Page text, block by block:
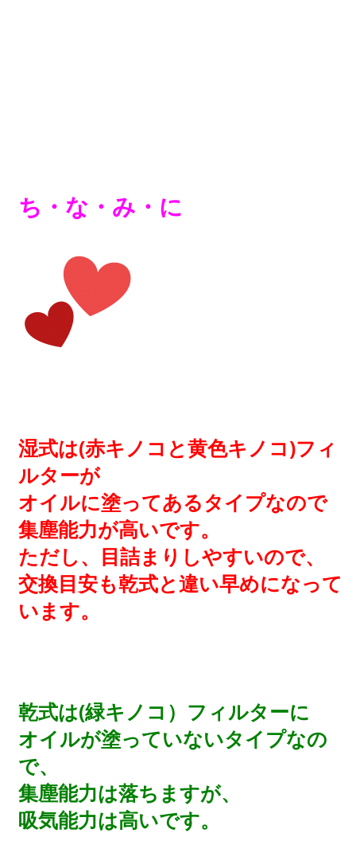
ち・な・み・に
湿式は(赤キノコと黄色キノコ)フィ
ルターが
オイルに塗ってあるタイプなので
集塵能力が高いです。
ただし、目詰まりしやすいので、
交換目安も乾式と違い早めになって
います。
乾式は(緑キノコ）フィルターに
オイルが塗っていないタイプなの
で、
集塵能力は落ちますが、
吸気能力は高いです。